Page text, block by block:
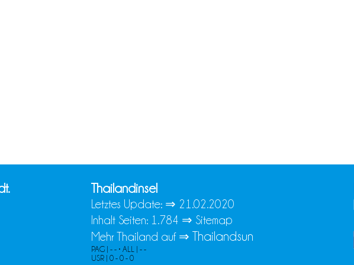
Thailandinsel
Letztes Update: ⇒ 21.02.2020
Inhalt Seiten: 1.784 ⇒ Sitemap
Mehr Thailand auf ⇒ Thailandsun
PAG | - - • ALL | - -
USR | 0 - 0 - 0